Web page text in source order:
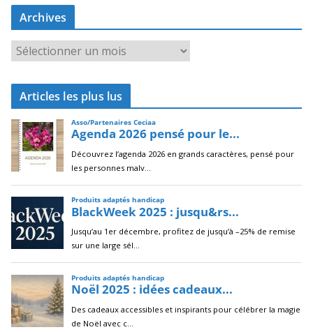
Archives
r
c
i
v
e
s
Articles les plus lus